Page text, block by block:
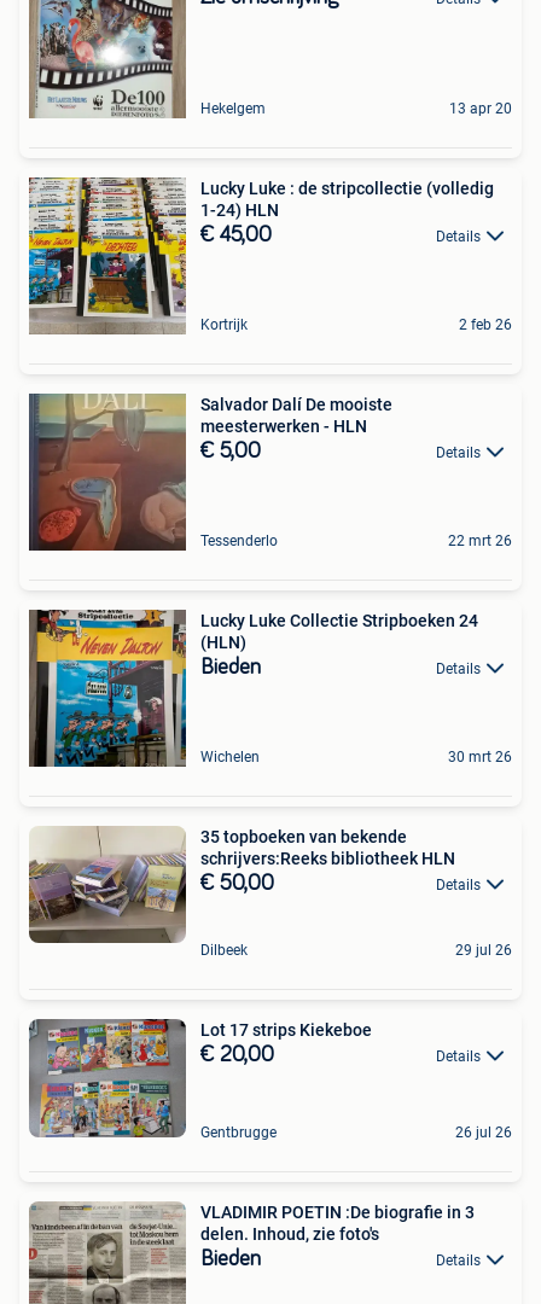
Hekelgem 13 apr 20
Lucky Luke : de stripcollectie (volledig
1-24) HLN
€ 45,00 Details
Kortrijk 2 feb 26
Salvador Dalí De mooiste
meesterwerken - HLN
€ 5,00 Details
Tessenderlo 22 mrt 26
Lucky Luke Collectie Stripboeken 24
(HLN)
Bieden Details
Wichelen 30 mrt 26
35 topboeken van bekende
schrijvers:Reeks bibliotheek HLN
€ 50,00 Details
Dilbeek 29 jul 26
Lot 17 strips Kiekeboe
€ 20,00 Details
Gentbrugge 26 jul 26
VLADIMIR POETIN :De biografie in 3
delen. Inhoud, zie foto's
Bieden Details